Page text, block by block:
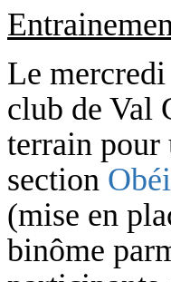
Le
club de Val
terrain pour
section
(mise en
binôme